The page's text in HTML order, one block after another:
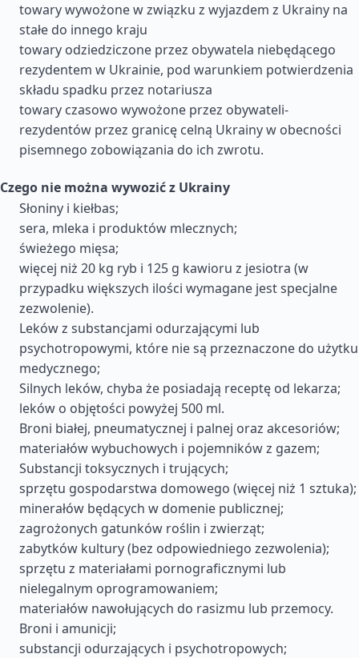
towary wywożone w związku z wyjazdem z Ukrainy na
stałe do innego kraju
towary odziedziczone przez obywatela niebędącego
rezydentem w Ukrainie, pod warunkiem potwierdzenia
składu spadku przez notariusza
towary czasowo wywożone przez obywateli-
rezydentów przez granicę celną Ukrainy w obecności
pisemnego zobowiązania do ich zwrotu.
Czego nie można wywozić z Ukrainy
Słoniny i kiełbas;
sera, mleka i produktów mlecznych;
świeżego mięsa;
więcej niż 20 kg ryb i 125 g kawioru z jesiotra (w
przypadku większych ilości wymagane jest specjalne
zezwolenie).
Leków z substancjami odurzającymi lub
psychotropowymi, które nie są przeznaczone do użytku
medycznego;
Silnych leków, chyba że posiadają receptę od lekarza;
leków o objętości powyżej 500 ml.
Broni białej, pneumatycznej i palnej oraz akcesoriów;
materiałów wybuchowych i pojemników z gazem;
Substancji toksycznych i trujących;
sprzętu gospodarstwa domowego (więcej niż 1 sztuka);
minerałów będących w domenie publicznej;
zagrożonych gatunków roślin i zwierząt;
zabytków kultury (bez odpowiedniego zezwolenia);
sprzętu z materiałami pornograficznymi lub
nielegalnym oprogramowaniem;
materiałów nawołujących do rasizmu lub przemocy.
Broni i amunicji;
substancji odurzających i psychotropowych;